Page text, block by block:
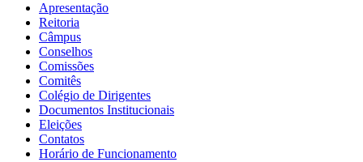
Apresentação
Reitoria
Câmpus
Conselhos
Comissões
Comitês
Colégio de Dirigentes
Documentos Institucionais
Eleições
Contatos
Horário de Funcionamento